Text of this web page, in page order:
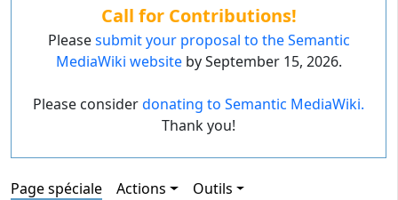
Call for Contributions!
Pleasesubmit your proposal to the Semantic
MediaWiki websiteby September 15, 2026.
Please considerdonating to Semantic MediaWiki.
Thank you!
Page spéciale Actions Outils